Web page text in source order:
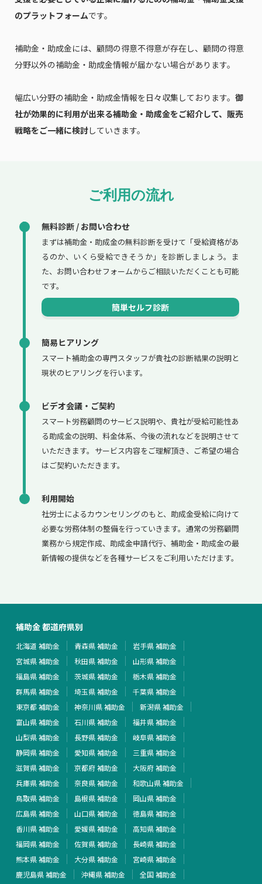
のプラットフォームです。
補助金・助成金には、顧問の得意不得意が存在し、顧問の得意
分野以外の補助金・助成金情報が届かない場合があります。
幅広い分野の補助金・助成金情報を日々収集しております。 御
社が効果的に利用が出来る補助金・助成金をご紹介して、販売
戦略をご一緒に検討していきます。
ご利用の流れ
無料診断 / お問い合わせ
まずは補助金・助成金の無料診断を受けて「受給資格があ
るのか、いくら受給できそうか」を診断しましょう。ま
た、お問い合わせフォームからご相談いただくことも可能
です。
簡単セルフ診断
簡易ヒアリング
スマート補助金の専門スタッフが貴社の診断結果の説明と
現状のヒアリングを行います。
ビデオ会議・ご契約
スマート労務顧問のサービス説明や、貴社が受給可能性あ
る助成金の説明、料金体系、今後の流れなどを説明させて
いただきます。サービス内容をご理解頂き、ご希望の場合
はご契約いただきます。
利用開始
社労士によるカウンセリングのもと、助成金受給に向けて
必要な労務体制の整備を行っていきます。通常の労務顧問
業務から規定作成、助成金申請代行、補助金・助成金の最
新情報の提供などを各種サービスをご利用いただけます。
補助金 都道府県別
北海道 補助金 青森県 補助金
岩手県 補助金
宮城県 補助金
秋田県 補助金
山形県 補助金
福島県 補助金
茨城県 補助金
栃木県 補助金
群馬県 補助金
埼玉県 補助金
千葉県 補助金
東京都 補助金
神奈川県 補助金
新潟県 補助金
富山県 補助金
石川県 補助金
福井県 補助金
山梨県 補助金
長野県 補助金
岐阜県 補助金
静岡県 補助金
愛知県 補助金
三重県 補助金
滋賀県 補助金
京都府 補助金
大阪府 補助金
兵庫県 補助金
奈良県 補助金
和歌山県 補助金
鳥取県 補助金
島根県 補助金
岡山県 補助金
広島県 補助金
山口県 補助金
徳島県 補助金
香川県 補助金
愛媛県 補助金
高知県 補助金
福岡県 補助金
佐賀県 補助金
長崎県 補助金
熊本県 補助金
大分県 補助金
宮崎県 補助金
鹿児島県 補助金
沖縄県 補助金
全国 補助金